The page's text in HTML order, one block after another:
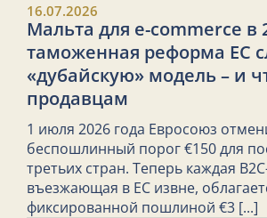
16.07.2026
Мальта для e-commerce в
таможенная реформа ЕС
«дубайскую» модель – и
продавцам
1 июля 2026 года Евросоюз
беспошлинный порог €150 для
третьих стран. Теперь каждая
въезжающая в ЕС извне,
фиксированной пошлиной €3 [...]